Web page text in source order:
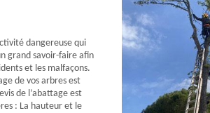
dangereuse qui
grand savoir-faire afin
et les malfaçons.
de vos arbres est
de l’abattage est
: La hauteur et le